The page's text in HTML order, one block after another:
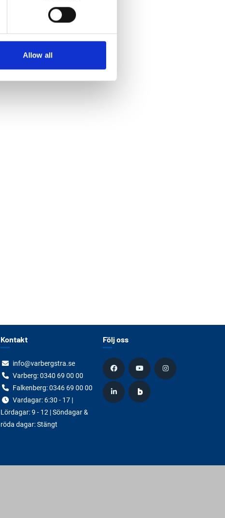
Allow all
Kontakt
info@varbergstra.se
Varberg:0340 69 00 00
Falkenberg:0346 69 00 00
Vardagar: 6:30 - 17 |
Lördagar: 9 - 12 | Söndagar &
röda dagar: Stängt
Följ oss